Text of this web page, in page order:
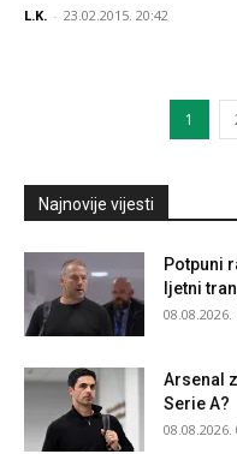
L.K. - 23.02.2015. 20:42
1
Najnovije vijesti
Potpuni
ljetni
08.08.2026.
Arsenal
Serie A?
08.08.2026.